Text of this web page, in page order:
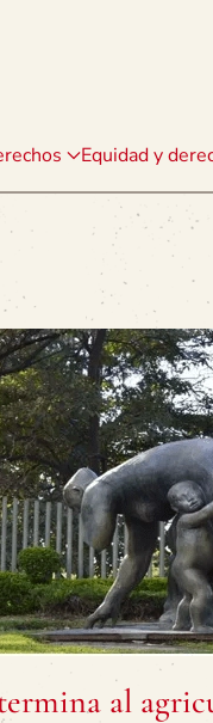
Equidad y
al